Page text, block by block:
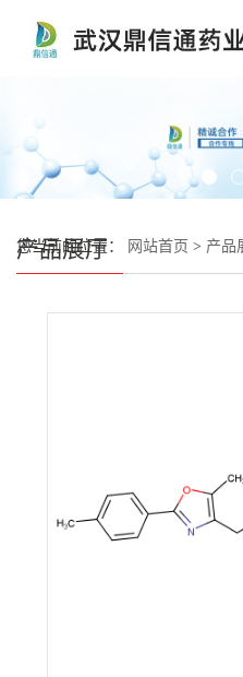
产品展厅
您当前的位置： 网站首页 > 产品